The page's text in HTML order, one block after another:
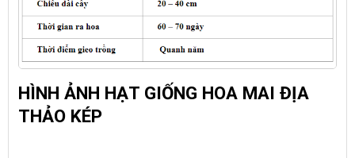
HÌNH ẢNH HẠT GIỐNG HOA MAI ĐỊA
THẢO KÉP